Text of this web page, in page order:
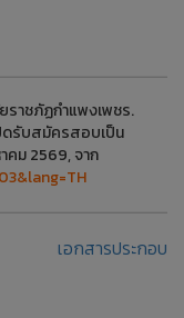
าชภัฏกำแพงเพชร.
ดรับสมัครสอบเป็น
คม 2569, จาก
เอกสารประกอบ